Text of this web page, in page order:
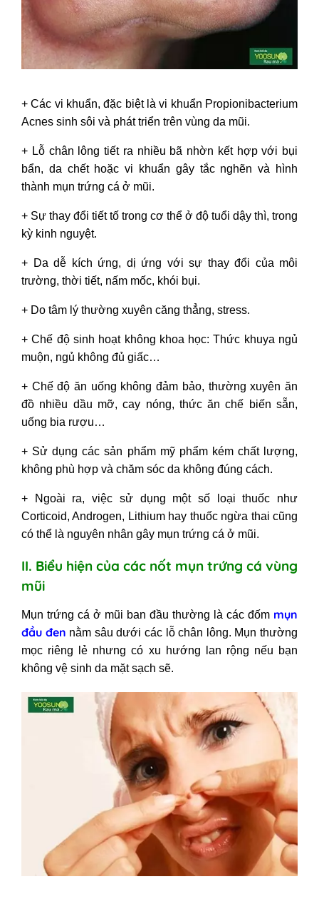
+ Các vi khuẩn, đặc biệt là vi khuẩn Propionibacterium
Acnes sinh sôi và phát triển trên vùng da mũi.
+ Lỗ chân lông tiết ra nhiều bã nhờn kết hợp với bụi
bẩn, da chết hoặc vi khuẩn gây tắc nghẽn và hình
thành mụn trứng cá ở mũi.
+ Sự thay đổi tiết tố trong cơ thể ở độ tuổi dậy thì, trong
kỳ kinh nguyệt.
+ Da dễ kích ứng, dị ứng với sự thay đổi của môi
trường, thời tiết, nấm mốc, khói bụi.
+ Do tâm lý thường xuyên căng thẳng, stress.
+ Chế độ sinh hoạt không khoa học: Thức khuya ngủ
muộn, ngủ không đủ giấc…
+ Chế độ ăn uống không đảm bảo, thường xuyên ăn
đồ nhiều dầu mỡ, cay nóng, thức ăn chế biến sẵn,
uống bia rượu…
+ Sử dụng các sản phẩm mỹ phẩm kém chất lượng,
không phù hợp và chăm sóc da không đúng cách.
+ Ngoài ra, việc sử dụng một số loại thuốc như
Corticoid, Androgen, Lithium hay thuốc ngừa thai cũng
có thể là nguyên nhân gây mụn trứng cá ở mũi.
II. Biểu hiện của các nốt mụn trứng cá vùng
mũi
Mụn trứng cá ở mũi ban đầu thường là các đốm mụn
đầu đen nằm sâu dưới các lỗ chân lông. Mụn thường
mọc riêng lẻ nhưng có xu hướng lan rộng nếu bạn
không vệ sinh da mặt sạch sẽ.